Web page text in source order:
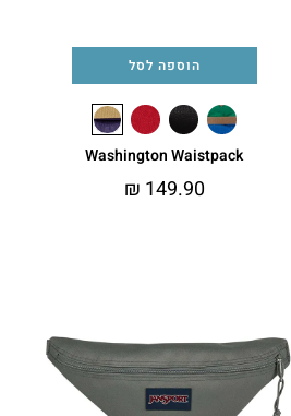
הוספה לסל
Washington Waistpack
₪ 149.90